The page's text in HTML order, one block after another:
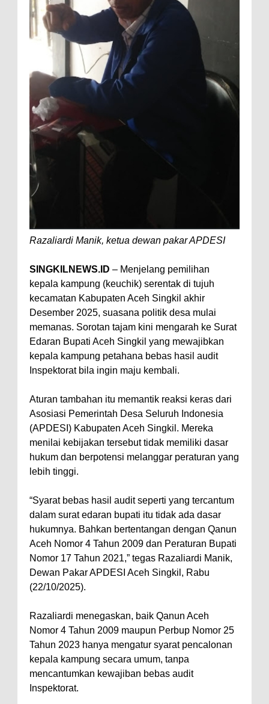
Razaliardi Manik, ketua dewan pakar APDESI
SINGKILNEWS.ID – Menjelang pemilihan
kepala kampung (keuchik) serentak di tujuh
kecamatan Kabupaten Aceh Singkil akhir
Desember 2025, suasana politik desa mulai
memanas. Sorotan tajam kini mengarah ke Surat
Edaran Bupati Aceh Singkil yang mewajibkan
kepala kampung petahana bebas hasil audit
Inspektorat bila ingin maju kembali.
Aturan tambahan itu memantik reaksi keras dari
Asosiasi Pemerintah Desa Seluruh Indonesia
(APDESI) Kabupaten Aceh Singkil. Mereka
menilai kebijakan tersebut tidak memiliki dasar
hukum dan berpotensi melanggar peraturan yang
lebih tinggi.
“Syarat bebas hasil audit seperti yang tercantum
dalam surat edaran bupati itu tidak ada dasar
hukumnya. Bahkan bertentangan dengan Qanun
Aceh Nomor 4 Tahun 2009 dan Peraturan Bupati
Nomor 17 Tahun 2021,” tegas Razaliardi Manik,
Dewan Pakar APDESI Aceh Singkil, Rabu
(22/10/2025).
Razaliardi menegaskan, baik Qanun Aceh
Nomor 4 Tahun 2009 maupun Perbup Nomor 25
Tahun 2023 hanya mengatur syarat pencalonan
kepala kampung secara umum, tanpa
mencantumkan kewajiban bebas audit
Inspektorat.